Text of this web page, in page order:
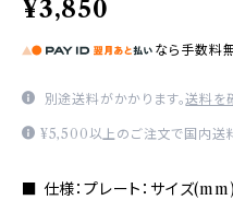
¥3,850
なら 手数料
別途送料がかかります。送料を
¥5,500以上のご注文で国内送
■ 仕様：プレート：サイズ